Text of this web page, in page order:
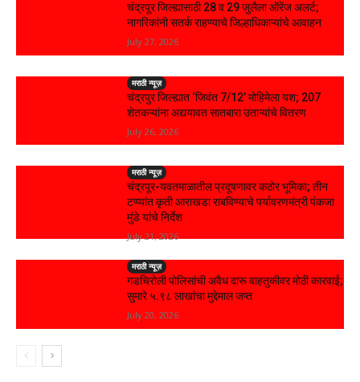
चंद्रपूर जिल्ह्यासाठी 28 व 29 जुलैला ऑरेंज अलर्ट;
नागरिकांनी सतर्क राहण्याचे जिल्हाधिकाऱ्यांचे आवाहन
July 27, 2026
मराठी न्यूज़
चंद्रपुर जिल्ह्यात ‘जिवंत 7/12’ मोहिमेला यश; 207
शेतकऱ्यांना अद्ययावत सातबारा उताऱ्यांचे वितरण
July 26, 2026
मराठी न्यूज़
चंद्रपूर-यवतमाळातील प्रदूषणावर कठोर भूमिका; तीन
टप्प्यांत कृती आराखडा राबविण्याचे पर्यावरणमंत्री पंकजा
मुंडे यांचे निर्देश
July 21, 2026
मराठी न्यूज़
गडचिरोली पोलिसांची अवैध दारू वाहतुकीवर मोठी कारवाई;
सुमारे ५.९८ लाखांचा मुद्देमाल जप्त
July 20, 2026